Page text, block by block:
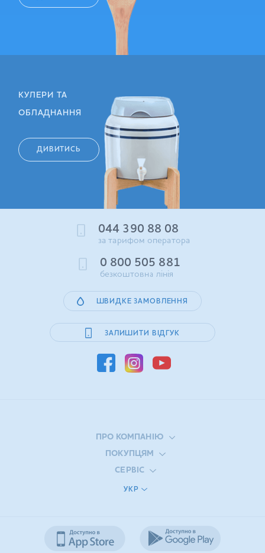
КУЛЕРИ ТА
ОБЛАДНАННЯ
ДИВИТИСЬ
044 390 88 08
за тарифом оператора
0 800 505 881
безкоштовна лінія
ШВИДКЕ ЗАМОВЛЕННЯ
ЗАЛИШИТИ ВІДГУК
ПРО КОМПАНІЮ
ПОКУПЦЯМ
СЕРВІС
УКР